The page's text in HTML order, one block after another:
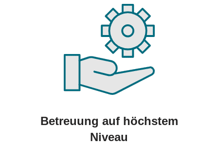
Betreuung auf höchstem
Niveau